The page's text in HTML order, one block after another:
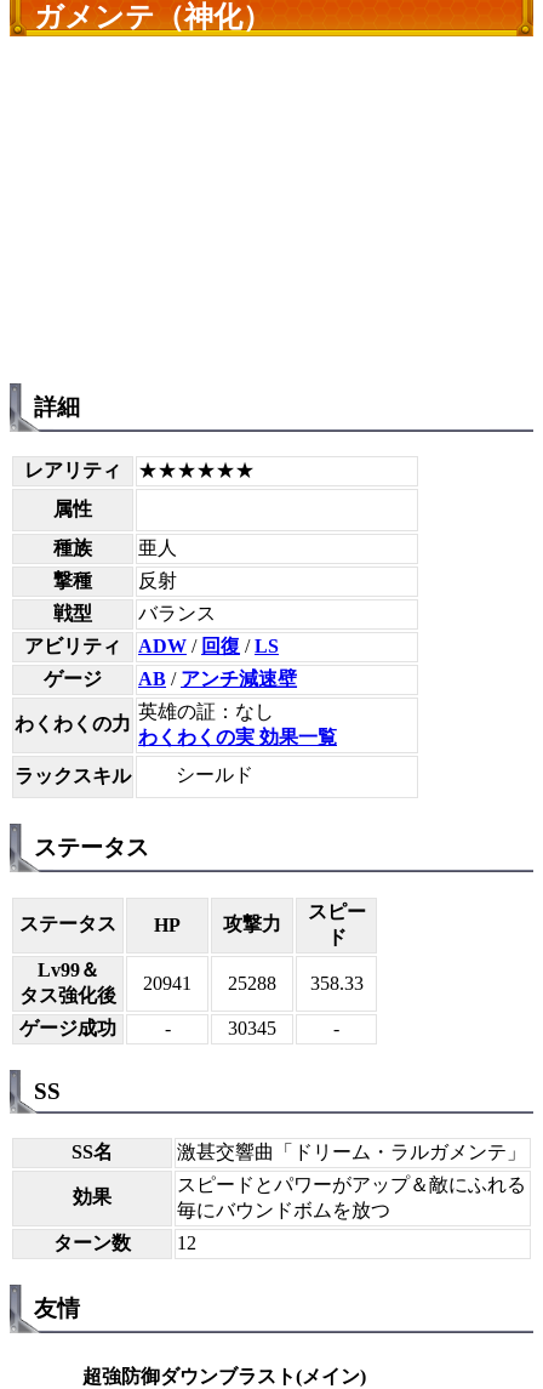
ガメンテ（神化）
詳細
レアリティ
★★★★★★
属性
種族
亜人
撃種
反射
戦型
バランス
アビリティ
ADW / 回復 /LS
ゲージ
AB / アンチ減速壁
わくわくの力
英雄の証：なし
わくわくの実 効果一覧
ラックスキル
シールド
ステータス
ステータス HP 攻撃力
スピー
ド
Lv99＆
タス強化後
20941 25288 358.33
ゲージ成功 - 30345 -
SS
SS名 激甚交響曲「ドリーム・ラルガメンテ」
効果
スピードとパワーがアップ＆敵にふれる
毎にバウンドボムを放つ
ターン数
12
友情
超強防御ダウンブラスト(メイン)